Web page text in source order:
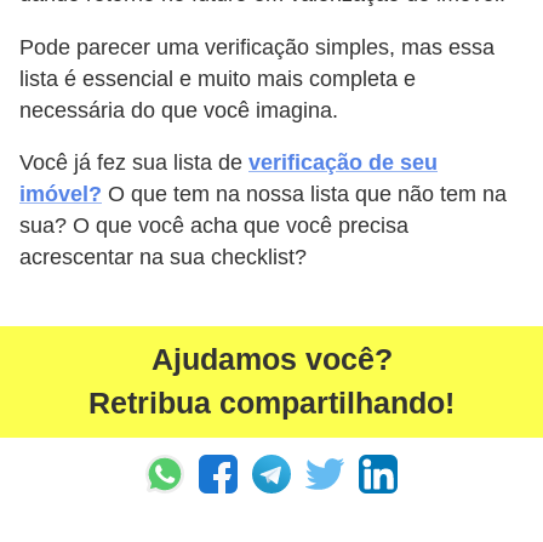
Pode parecer uma verificação simples, mas essa
lista é essencial e muito mais completa e
necessária do que você imagina.
Você já fez sua lista de verificação de seu
imóvel? O que tem na nossa lista que não tem na
sua? O que você acha que você precisa
acrescentar na sua checklist?
Ajudamos você?
Retribua compartilhando!